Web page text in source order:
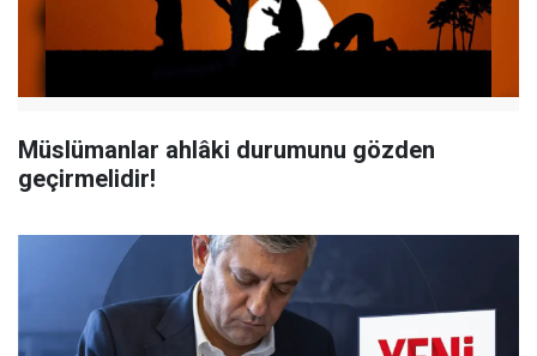
Müslümanlar ahlâki durumunu gözden
geçirmelidir!